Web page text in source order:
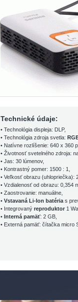
Technické údaje:
• Technológia displeja: DLP,
• Technológia zdroja svetla:
• Natívne rozlíšenie: 640 x 360
• Životnosť svetelného zdroja:
• Jas: 30 lúmenov,
• Kontrastný pomer: 1500 : 1,
• Veľkosť obrazu (uhlopriečka):
• Vzdialenosť od obrazu: 0,354
• Zaostrovanie: manuálne,
• Vstavaná Li-Ion batéria s
• Integrovaný reproduktor 1
• Interná pamäť: 2 GB,
• Externá pamäť: čítačka micro